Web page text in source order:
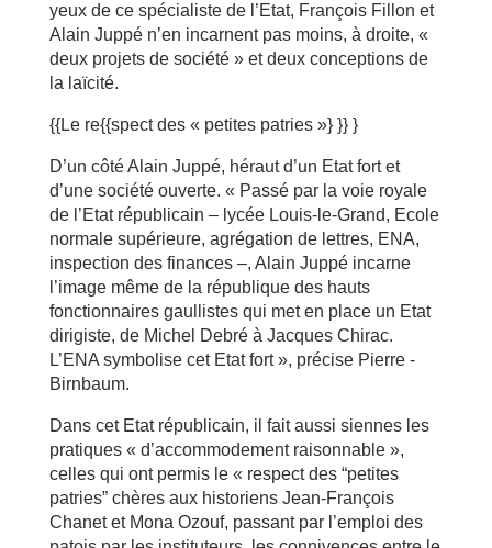
yeux de ce spécialiste de l’Etat, François Fillon et
Alain Juppé n’en incarnent pas moins, à droite, «
deux projets de société » et deux conceptions de
la laïcité.
{{Le re{{spect des « petites patries »} }} }
D’un côté Alain Juppé, héraut d’un Etat fort et
d’une société ouverte. « Passé par la voie royale
de l’Etat républicain – lycée Louis-le-Grand, Ecole
normale supérieure, agrégation de lettres, ENA,
inspection des finances –, Alain Juppé incarne
l’image même de la république des hauts
fonctionnaires gaullistes qui met en place un Etat
dirigiste, de Michel Debré à Jacques Chirac.
L’ENA symbolise cet Etat fort », précise Pierre ­
Birnbaum.
Dans cet Etat républicain, il fait aussi siennes les
pratiques « d’accommodement raisonnable »,
celles qui ont permis le « respect des “petites
patries” chères aux historiens Jean-François
Chanet et Mona Ozouf, passant par l’emploi des